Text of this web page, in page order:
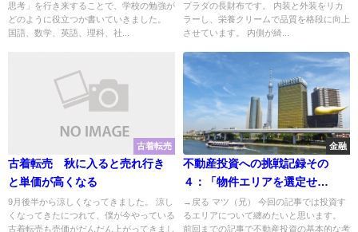
思考」を行き来することで、学校の勉強が
どのように役立つか書いていきました。
国語、数学、英語、理科、社...
プラダの長財布です。 内装と外装をリカ
ラーし、栄養クリームで品質を格段に向上
させています。 内側が綺...
古着転売
古着転売 秋に入ると売れ行き
と単価が高くなる
9月後半から涼しくなってきました。 涼し
くなってきたにつれて、僕が今やっている
古着転売も売価がだんだん上がってきまし
金融
不動産投資への挑戦記録その
４：「物件エリアを選定せ
よ！」
→戻る マツ（兄） 今回の記事では投資す
るエリアについて纏めたいと思います。
前回までの記事で不動産投資の基本的な考